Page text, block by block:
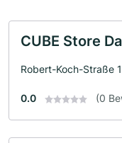
CUBE Store
Robert-Koch-Straße
0.0 (0